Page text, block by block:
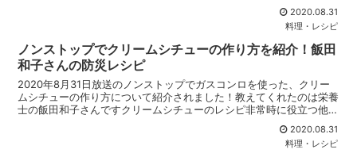
2020.08.31
料理・レシピ
ノンストップでクリームシチューの作り方を紹介！飯田
和子さんの防災レシピ
2020年8月31日放送のノンストップでガスコンロを使った、クリー
ムシチューの作り方について紹介されました！教えてくれたのは栄養
士の飯田和子さんですクリームシチューのレシピ非常時に役立つ他料
2020.08.31
料理・レシピ